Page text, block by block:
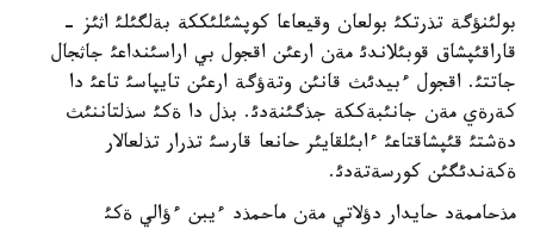
بولئنؤگة تذرتكئ بولعان وقيعاعا كوپشئلئككة بةلگئلئ اثئز -
قاراقئپشاق قوبئلاندئ مةن ارعئن اقجول بي اراسئنداعئ جاثجال
جاتتئ. اقجول ءبيدئث قانئن وتةؤگة ارعئن تايپاسئ تاعئ دا
كةرةي مةن جانئبةككة جذگئنةدئ. بذل دا ةكئ سذلتاننئث
دةشتئ قئپشاقتاعئ ءابئلقايئر حانعا قارسئ تذرار تذلعالار
ةكةندئگئن كورسةتةدئ.
مذحاممةد حايدار دؤلاتي مةن ماحمذد ءيبن ءؤالي ةكئ